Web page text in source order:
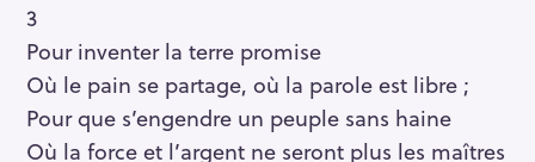
3
Pour inventer la terre promise
Où le pain se partage, où la parole est libre ;
Pour que s’engendre un peuple sans haine
Où la force et l’argent ne seront plus les maîtres